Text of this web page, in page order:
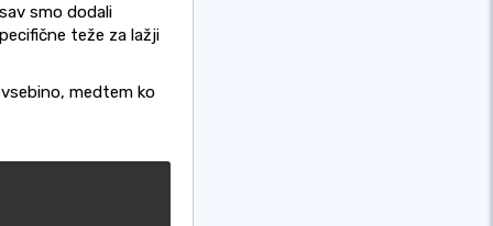
smo dodali
teže za lažji
medtem ko